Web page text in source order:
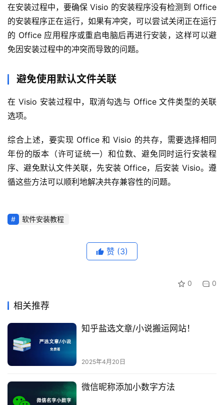
页
电
脑
件
技
术
登录 注册
在安装过程中，要确保 Visio 的安装程序没有检测到 Office
的安装程序正在运行，如果有冲突，可以尝试关闭正在运行
的 Office 应用程序或重启电脑后再进行安装，这样可以避
免因安装过程中的冲突而导致的问题。
避免使用默认文件关联
在 Visio 安装过程中，取消勾选与 Office 文件类型的关联
选项。
综合上述，要实现 Office 和 Visio 的共存，需要选择相同
年份的版本（许可证统一）和位数、避免同时运行安装程
序、避免默认文件关联，先安装 Office，后安装 Visio。遵
循这些方法可以顺利地解决共存兼容性的问题。
软件安装教程
赞 (3)
0 0
相关推荐
知乎盐选文章/小说搬运网站！
2025年4月20日
微信昵称添加小数字方法